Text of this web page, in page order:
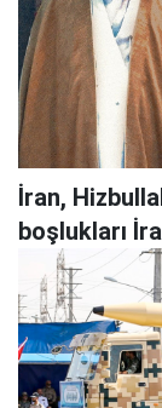
İran,
boşlukları